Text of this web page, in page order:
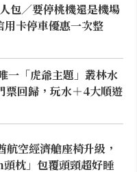
包／要停桃機還是機場
卡停車優惠一次整
一「虎爺主題」叢林水
票回歸，玩水＋4大順遊
空經濟艙座椅升級，
枕」包覆頭頸超好睡